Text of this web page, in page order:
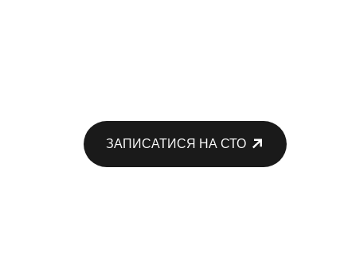
ЗАПИСАТИСЯ НА СТО